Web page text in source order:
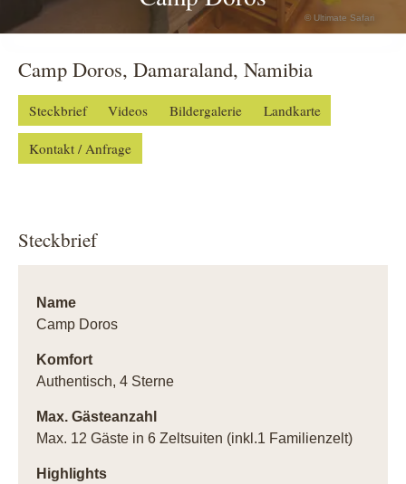
© Ultimate Safari
Camp Doros, Damaraland, Namibia
Steckbrief Videos Bildergalerie Landkarte
Kontakt / Anfrage
Steckbrief
Name
Camp Doros
Komfort
Authentisch, 4 Sterne
Max. Gästeanzahl
Max. 12 Gäste in 6 Zeltsuiten (inkl.1 Familienzelt)
Highlights